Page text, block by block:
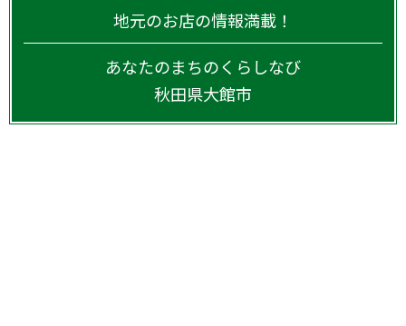
地元のお店の情報満載！
あなたのまちのくらしなび
秋田県大館市